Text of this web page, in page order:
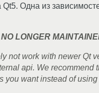
Qt5. Одна из
LONGER
not work with newer Qt
api. We recommend
you want instead of